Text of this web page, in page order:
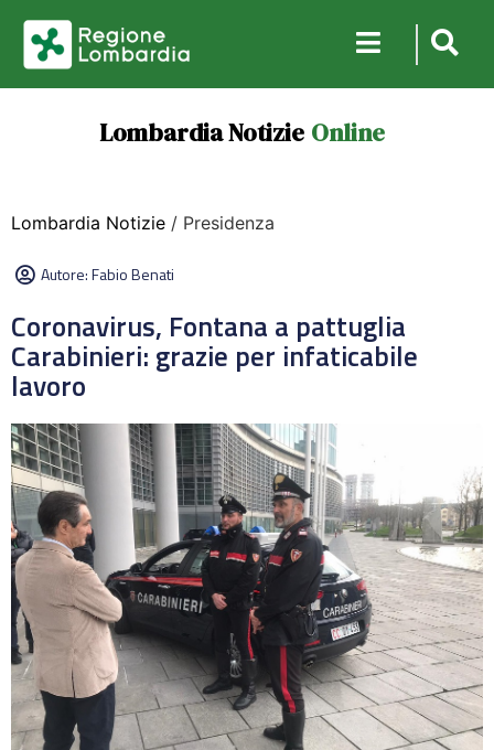
Lombardia Notizie Online
Lombardia Notizie / Presidenza
Autore:Fabio Benati
Coronavirus, Fontana a pattuglia
Carabinieri: grazie per infaticabile
lavoro